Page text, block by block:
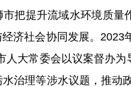
提升流域水环境质量
济社会协同发展。2023
人大常委会以议案督办
治理等涉水议题，推动